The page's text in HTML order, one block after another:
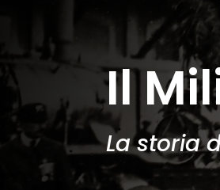
Il
La storia